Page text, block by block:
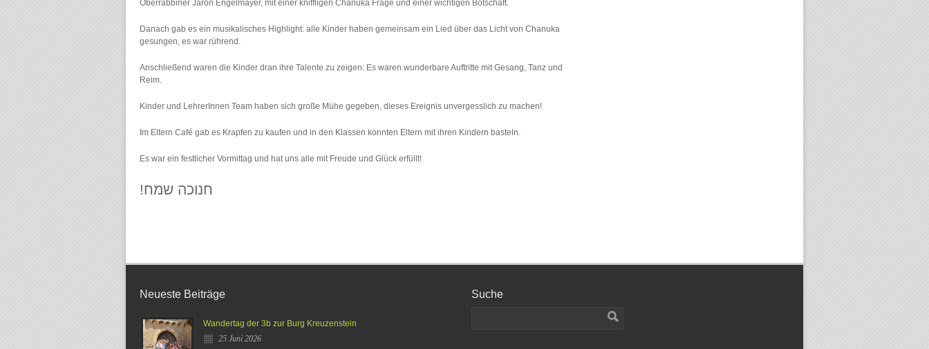
Oberrabbiner Jaron Engelmayer, mit einer kniffligen Chanuka Frage und einer wichtigen Botschaft.
Danach gab es ein musikalisches Highlight: alle Kinder haben gemeinsam ein Lied über das Licht von Chanuka
gesungen, es war rührend.
Anschließend waren die Kinder dran ihre Talente zu zeigen: Es waren wunderbare Auftritte mit Gesang, Tanz und
Reim.
Kinder und LehrerInnen Team haben sich große Mühe gegeben, dieses Ereignis unvergesslich zu machen!
Im Eltern Café gab es Krapfen zu kaufen und in den Klassen konnten Eltern mit ihren Kindern basteln.
Es war ein festlicher Vormittag und hat uns alle mit Freude und Glück erfüllt!
!חנוכה שמח
Neueste Beiträge
Wandertag der 3b zur Burg Kreuzenstein
25 Juni 2026
Suche